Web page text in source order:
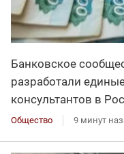
Банковское
разработали
консультантов в
Общество 9 минут